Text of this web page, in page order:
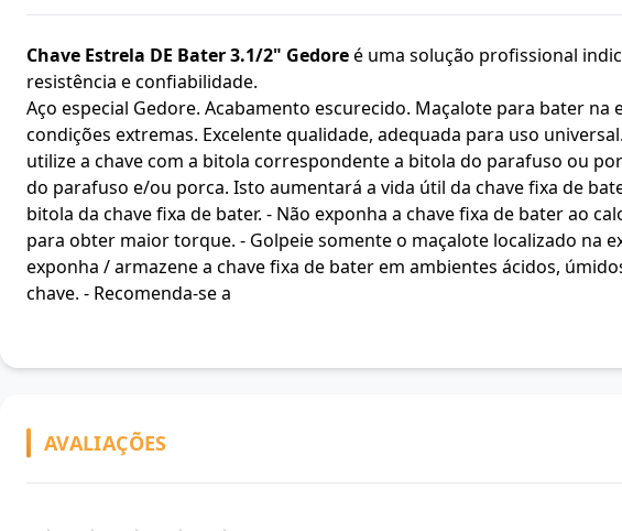
Chave Estrela DE Bater 3.1/2" Gedoreé uma solução profissional
resistência e confiabilidade.
Aço especial Gedore. Acabamento escurecido. Maçalote para bater
condições extremas. Excelente qualidade, adequada para uso
utilize a chave com a bitola correspondente a bitola do parafuso ou
do parafuso e/ou porca. Isto aumentará a vida útil da chave fixa de
bitola da chave fixa de bater. - Não exponha a chave fixa de bater ao
para obter maior torque. - Golpeie somente o maçalote localizado na
exponha / armazene a chave fixa de bater em ambientes ácidos,
chave. - Recomenda-se a
AVALIAÇÕES